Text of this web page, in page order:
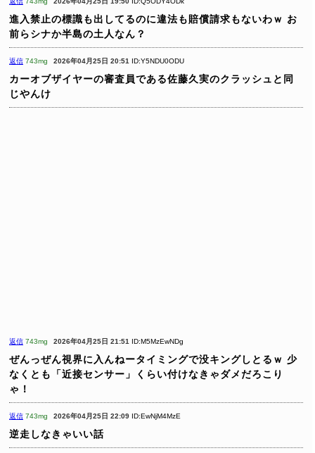
進入禁止の標識も出してるのに違法も賠償請求もないわｗ お
前らシナか半島の土人なん？
返信 743mg 2026年04月25日 20:51 ID:Y5NDU0ODU
カーオブザイヤーの審査員である佐藤久実のクラッシュと同
じやんけ
返信 743mg 2026年04月25日 21:51 ID:M5MzEwNDg
ぜんっぜん視界に入んねータイミングで没キングしとるｗ 少
なくとも「近接センサー」くらい付けなきゃダメだろこり
ゃ！
返信 743mg 2026年04月25日 22:09 ID:EwNjM4MzE
逆走しなきゃいい話